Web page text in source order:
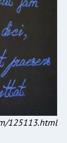
125113.html